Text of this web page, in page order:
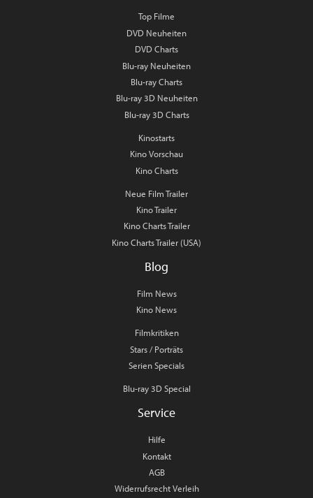
Top Filme
DVD Neuheiten
DVD Charts
Blu-ray Neuheiten
Blu-ray Charts
Blu-ray 3D Neuheiten
Blu-ray 3D Charts
Kinostarts
Kino Vorschau
Kino Charts
Neue Film Trailer
Kino Trailer
Kino Charts Trailer
Kino Charts Trailer (USA)
Blog
Film News
Kino News
Filmkritiken
Stars / Porträts
Serien Specials
Blu-ray 3D Special
Service
Hilfe
Kontakt
AGB
Widerrufsrecht Verleih